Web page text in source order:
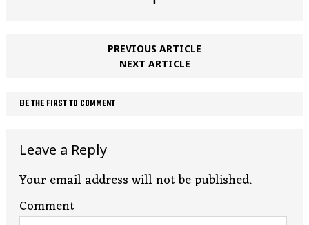
PREVIOUS ARTICLE
NEXT ARTICLE
BE THE FIRST TO COMMENT
Leave a Reply
Your email address will not be published.
Comment